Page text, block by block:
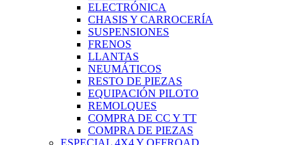
ELECTRÓNICA
CHASIS Y CARROCERÍA
SUSPENSIONES
FRENOS
LLANTAS
NEUMÁTICOS
RESTO DE PIEZAS
EQUIPACIÓN PILOTO
REMOLQUES
COMPRA DE CC Y TT
COMPRA DE PIEZAS
ESPECIAL 4X4 Y OFFROAD